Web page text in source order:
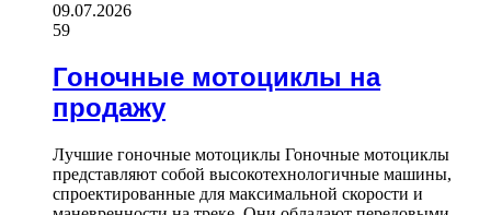
09.07.2026
59
Гоночные мотоциклы на
продажу
Лучшие гоночные мотоциклы Гоночные мотоциклы
представляют собой высокотехнологичные машины,
спроектированные для максимальной скорости и